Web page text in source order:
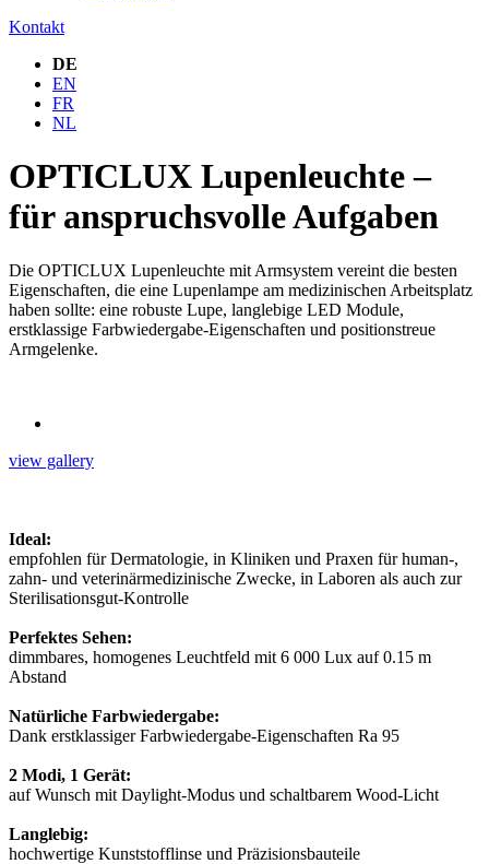
Kontakt
DE
EN
FR
NL
OPTICLUX Lupenleuchte –
für anspruchsvolle Aufgaben
Die OPTICLUX Lupenleuchte mit Armsystem vereint die besten
Eigenschaften, die eine Lupenlampe am medizinischen Arbeitsplatz
haben sollte: eine robuste Lupe, langlebige LED Module,
erstklassige Farbwiedergabe-Eigenschaften und positionstreue
Armgelenke.
view gallery
Ideal:
empfohlen für Dermatologie, in Kliniken und Praxen für human-,
zahn- und veterinärmedizinische Zwecke, in Laboren als auch zur
Sterilisationsgut-Kontrolle
Perfektes Sehen:
dimmbares, homogenes Leuchtfeld mit 6 000 Lux auf 0.15 m
Abstand
Natürliche Farbwiedergabe:
Dank erstklassiger Farbwiedergabe-Eigenschaften Ra 95
2 Modi, 1 Gerät:
auf Wunsch mit Daylight-Modus und schaltbarem Wood-Licht
Langlebig:
hochwertige Kunststofflinse und Präzisionsbauteile